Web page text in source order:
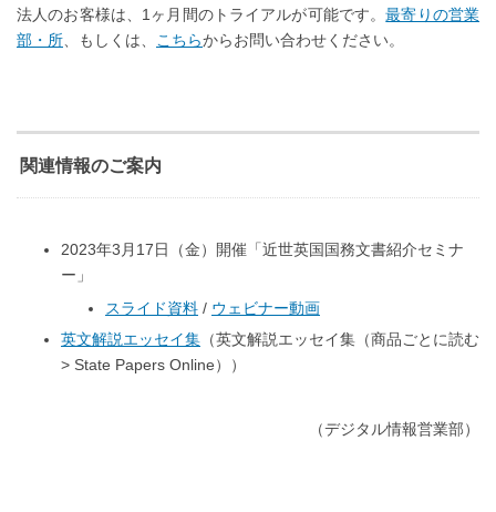
法人のお客様は、1ヶ月間のトライアルが可能です。最寄りの営業
部・所 、もしくは、 こちらからお問い合わせください。
関連情報のご案内
2023年3月17日（金）開催「近世英国国務文書紹介セミナ
ー」
スライド資料 / ウェビナー動画
英文解説エッセイ集 （英文解説エッセイ集（商品ごとに読む
> State Papers Online））
（デジタル情報営業部）